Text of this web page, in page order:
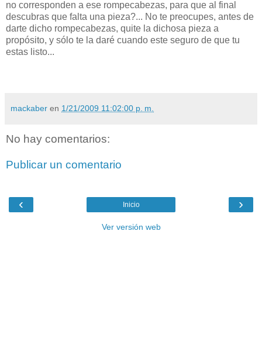
no corresponden a ese rompecabezas, para que al final
descubras que falta una pieza?... No te preocupes, antes de
darte dicho rompecabezas, quite la dichosa pieza a
propósito, y sólo te la daré cuando este seguro de que tu
estas listo...
mackaber en 1/21/2009 11:02:00 p. m.
No hay comentarios:
Publicar un comentario
‹ ›
Inicio
Ver versión web